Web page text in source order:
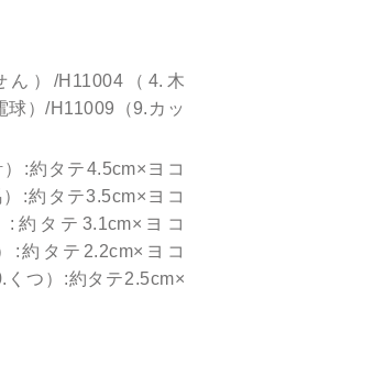
ん）/H11004（4.木
）/H11009（9.カッ
:約タテ4.5cm×ヨコ
:約タテ3.5cm×ヨコ
:約タテ3.1cm×ヨコ
:約タテ2.2cm×ヨコ
つ）:約タテ2.5cm×